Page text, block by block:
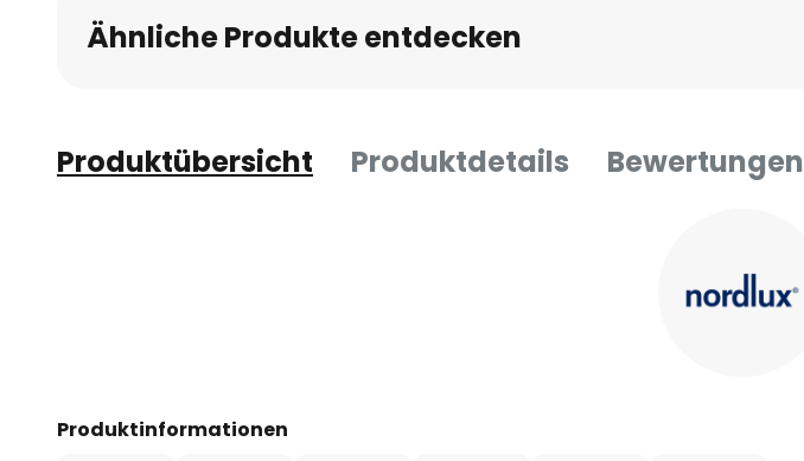
Ähnliche Produkte entdecken
Produktübersicht Produktdetails Bewertungen
Produktinformationen